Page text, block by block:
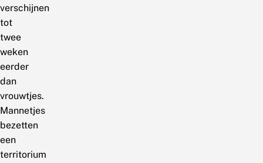
verschijnen
tot
twee
weken
eerder
dan
vrouwtjes.
Mannetjes
bezetten
een
territorium